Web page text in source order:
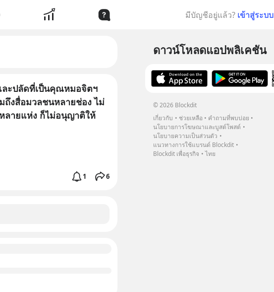
มีบัญชีอยู่แล้ว? เข้าสู่ระบบ
ะปลัดที่เป็นคุณหมอจิตฯ
งสื่อมวลชนหลายช่อง ไม่
ลายแห่ง ก็ไม่อนุญาติให้
1 6
ดาวน์โหลดแอปพลิเคชัน
© 2026 Blockdit
เกี่ยวกับ
ช่วยเหลือ
คำถามที่พบบ่อย
นโยบายการโฆษณาและบูสต์โพสต์
นโยบายความเป็นส่วนตัว
แนวทางการใช้แบรนด์ Blockdit
Blockdit เพื่อธุรกิจ
ไทย